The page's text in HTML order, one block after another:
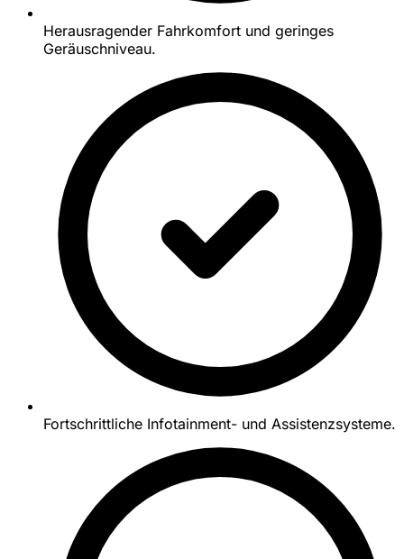
Herausragender Fahrkomfort und geringes
Geräuschniveau.
Fortschrittliche Infotainment- und Assistenzsysteme.